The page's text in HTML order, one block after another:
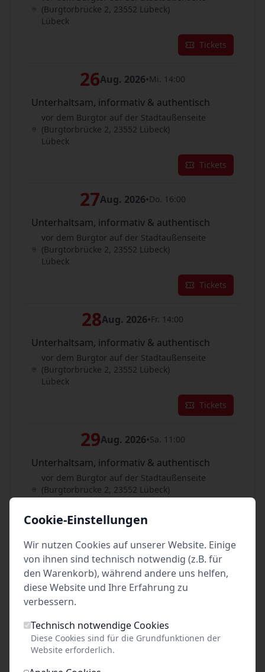
(Burgtorbrücke 2, 23552 Lübeck)
Lübeck
Tickets
26Aug. 2026•Mi. 14:00
Unterhaltsam, informativ & authentisch
vor dem Burgtor auf der Stadtaußenseite
(Burgtorbrücke 2, 23552 Lübeck)
Lübeck
Tickets
27Aug. 2026•Do. 16:00
Unterhaltsam, informativ & authentisch
vor dem Burgtor auf der Stadtaußenseite
(Burgtorbrücke 2, 23552 Lübeck)
Lübeck
Tickets
28Aug. 2026•Fr. 14:00
Unterhaltsam, informativ & authentisch
vor dem Burgtor auf der Stadtaußenseite
(Burgtorbrücke 2, 23552 Lübeck)
Lübeck
Tickets
29Aug. 2026•Sa. 11:00
Unterhaltsam, informativ & authentisch
vor dem Burgtor auf der Stadtaußenseite
(Burgtorbrücke 2, 23552 Lübeck)
Lübeck
29Aug. 2026•Sa. 14:00
Unterhaltsam, informativ & authentisch
vor dem Burgtor auf der Stadtaußenseite
Lübeck
Tickets
Cookie-Einstellungen
Wir nutzen Cookies auf unserer Website. Einige
von ihnen sind technisch notwendig (z.B. für
den Warenkorb), während andere uns helfen,
diese Website und Ihre Erfahrung zu
verbessern.
Technisch notwendige Cookies
Diese Cookies sind für die Grundfunktionen der
Website erforderlich.